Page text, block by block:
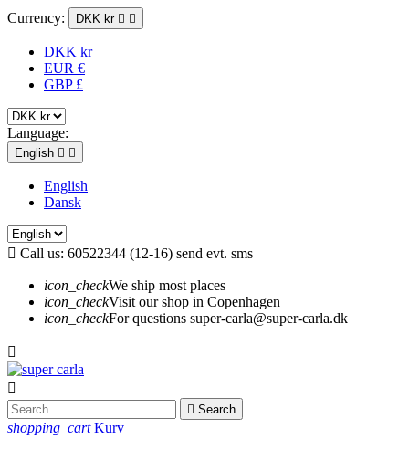
Currency: DKK kr  
DKK kr
EUR €
GBP £
Language:
English  
English
Dansk
 Call us: 60522344 (12-16) send evt. sms
icon_checkWe ship most places
icon_checkVisit our shop in Copenhagen
icon_checkFor questions super-carla@super-carla.dk


 Search
shopping_cart Kurv